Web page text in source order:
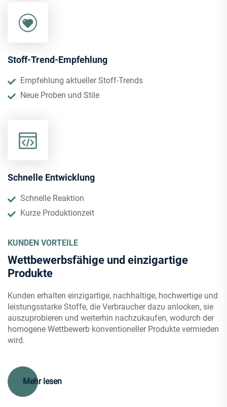
Stoff-Trend-Empfehlung
Empfehlung aktueller Stoff-Trends
Neue Proben und Stile
Schnelle Entwicklung
Schnelle Reaktion
Kurze Produktionzeit
KUNDEN VORTEILE
Wettbewerbsfähige und einzigartige
Produkte
Kunden erhalten einzigartige, nachhaltige, hochwertige und
leistungsstarke Stoffe, die Verbraucher dazu anlocken, sie
auszuprobieren und weiterhin nachzukaufen, wodurch der
homogene Wettbewerb konventioneller Produkte vermieden
wird.
Mehr lesen